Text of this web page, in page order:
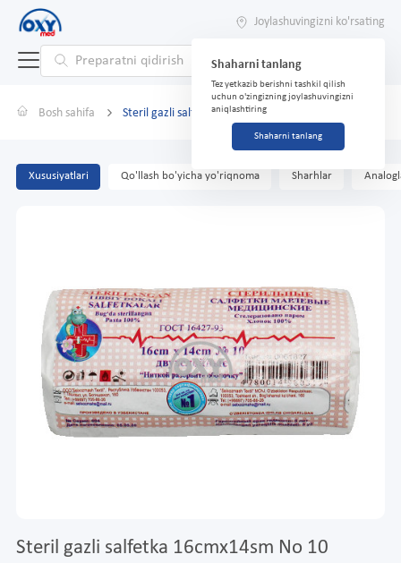
Joylashuvingizni ko'rsating
Shaharni tanlang
Tez yetkazib berishni tashkil qilish
uchun o'zingizning joylashuvingizni
aniqlashtiring
Shaharni tanlang
Bosh sahifa Steril gazli salfetka 16cmx14sm No 10
Xususiyatlari Qo'llash bo'yicha yo'riqnoma Sharhlar
Steril gazli salfetka 16cmx14sm No 10